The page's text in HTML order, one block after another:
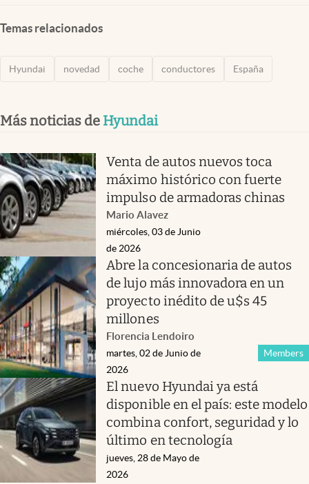
Temas relacionados
Hyundai novedad coche conductores España
Más noticias de Hyundai
Venta de autos nuevos toca
máximo histórico con fuerte
impulso de armadoras chinas
Mario Alavez
miércoles, 03 de Junio
de 2026
Abre la concesionaria de autos
de lujo más innovadora en un
proyecto inédito de u$s 45
millones
Florencia Lendoiro
Members
martes, 02 de Junio de
2026
El nuevo Hyundai ya está
disponible en el país: este modelo
combina confort, seguridad y lo
último en tecnología
jueves, 28 de Mayo de
2026